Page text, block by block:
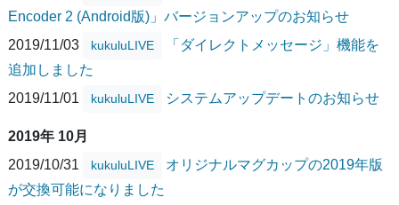
Encoder 2 (Android版)」バージョンアップのお知らせ
2019/11/03
kukuluLIVE
「ダイレクトメッセージ」機能を
追加しました
2019/11/01
kukuluLIVE システムアップデートのお知らせ
2019年 10月
2019/10/31
kukuluLIVE
オリジナルマグカップの2019年版
が交換可能になりました